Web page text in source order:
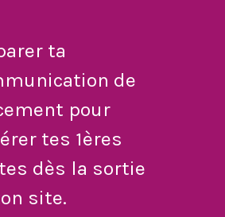
ta
de
pour
tes 1ères
dès la sortie
site.